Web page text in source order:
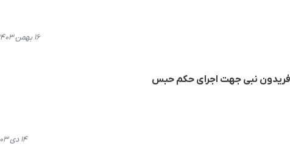
۱۶ بهمن ۱۴۰۳، ۱۷:۵۴
فریدون نبی جهت اجرای حکم حبس
۱۴ دی ۱۴۰۳، ۱۵:۱۱